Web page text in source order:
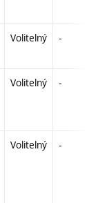
Volitelný -
Volitelný -
Volitelný -